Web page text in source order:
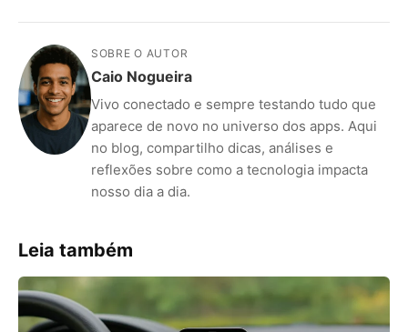
SOBRE O AUTOR
Caio Nogueira
Vivo conectado e sempre testando tudo que
aparece de novo no universo dos apps. Aqui
no blog, compartilho dicas, análises e
reflexões sobre como a tecnologia impacta
nosso dia a dia.
Leia também